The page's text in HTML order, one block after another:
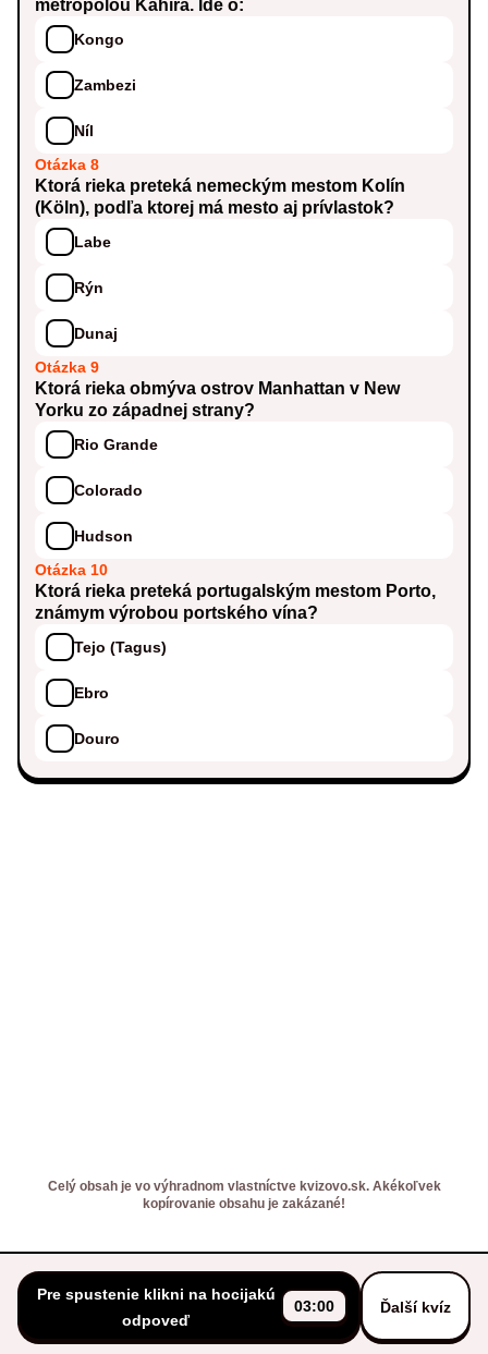
metropolou Káhira. Ide o:
Kongo
Zambezi
Níl
Otázka 8
Ktorá rieka preteká nemeckým mestom Kolín
(Köln), podľa ktorej má mesto aj prívlastok?
Labe
Rýn
Dunaj
Otázka 9
Ktorá rieka obmýva ostrov Manhattan v New
Yorku zo západnej strany?
Rio Grande
Colorado
Hudson
Otázka 10
Ktorá rieka preteká portugalským mestom Porto,
známym výrobou portského vína?
Tejo (Tagus)
Ebro
Douro
Pre spustenie klikni na hocijakú
odpoveď
03:00 Ďalší kvíz
Celý obsah je vo výhradnom vlastníctve kvizovo.sk. Akékoľvek
kopírovanie obsahu je zakázané!